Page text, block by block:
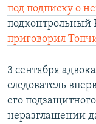
под подписку о
подконтрольный
приговорил
3 сентября
следователь
его
неразглашении